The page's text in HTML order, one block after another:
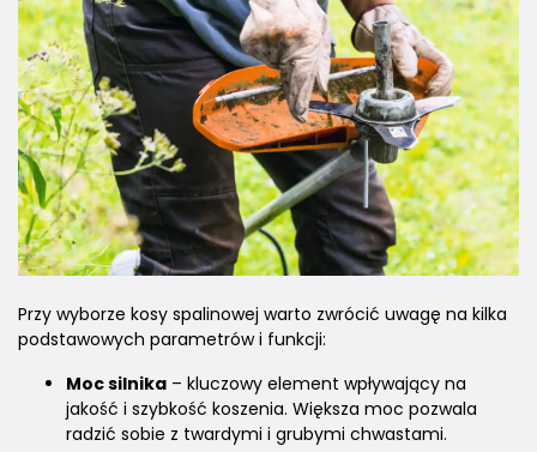
Przy wyborze kosy spalinowej warto zwrócić uwagę na kilka
podstawowych parametrów i funkcji:
Moc silnika – kluczowy element wpływający na
jakość i szybkość koszenia. Większa moc pozwala
radzić sobie z twardymi i grubymi chwastami.